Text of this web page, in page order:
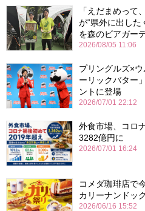
「えだまめって
が“県外に出した
を森のビアガー
2026/08/05 11:06
プリングルズ×
ーリックバター
ントに登場
2026/07/01 22:12
外食市場、コロ
3282億円に
2026/07/01 16:24
コメダ珈琲店で
カリーナンドッ
2026/06/16 15:52